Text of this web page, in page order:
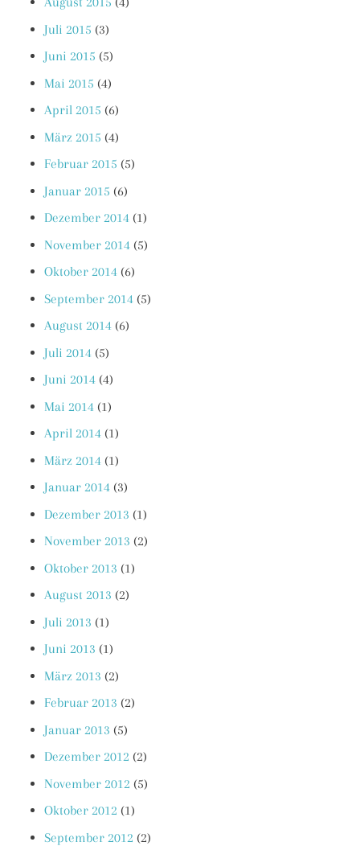
Juli 2015 (3)
Juni 2015 (5)
Mai 2015 (4)
April 2015 (6)
März 2015 (4)
Februar 2015 (5)
Januar 2015 (6)
Dezember 2014 (1)
November 2014 (5)
Oktober 2014 (6)
September 2014 (5)
August 2014 (6)
Juli 2014 (5)
Juni 2014 (4)
Mai 2014 (1)
April 2014 (1)
März 2014 (1)
Januar 2014 (3)
Dezember 2013 (1)
November 2013 (2)
Oktober 2013 (1)
August 2013 (2)
Juli 2013 (1)
Juni 2013 (1)
März 2013 (2)
Februar 2013 (2)
Januar 2013 (5)
Dezember 2012 (2)
November 2012 (5)
Oktober 2012 (1)
September 2012 (2)